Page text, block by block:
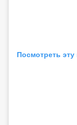
Посмотреть